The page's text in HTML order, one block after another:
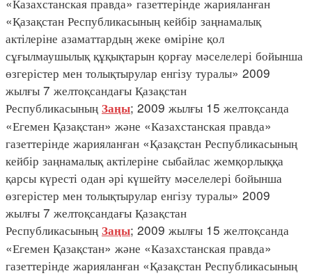
«Қазақстан Республикасының кейбір заңнамалық
актілеріне азаматтардың жеке өміріне қол
сұғылмаушылық құқықтарын қорғау мәселелері бойынша
өзгерістер мен толықтырулар енгізу туралы» 2009
жылғы 7 желтоқсандағы Қазақстан
Республикасының Заңы; 2009 жылғы 15 желтоқсанда
«Егемен Қазақстан» және «Казахстанская правда»
газеттерінде жарияланған «Қазақстан Республикасының
кейбір заңнамалық актілеріне сыбайлас жемқорлыққа
қарсы күресті одан әрі күшейту мәселелері бойынша
өзгерістер мен толықтырулар енгізу туралы» 2009
жылғы 7 желтоқсандағы Қазақстан
Республикасының Заңы; 2009 жылғы 15 желтоқсанда
«Егемен Қазақстан» және «Казахстанская правда»
газеттерінде жарияланған «Қазақстан Республикасының